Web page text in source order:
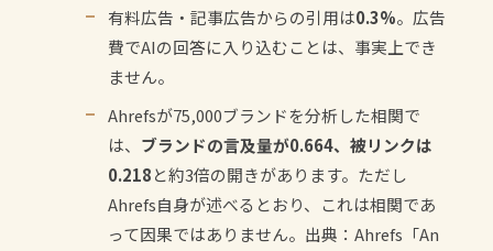
有料広告・記事広告からの引用は0.3%。広告
費でAIの回答に入り込むことは、事実上でき
ません。
Ahrefsが75,000ブランドを分析した相関で
は、 ブランドの言及量が0.664、被リンクは
0.218と約3倍の開きがあります。ただし
Ahrefs自身が述べるとおり、これは相関であ
って因果ではありません。 出典：Ahrefs「An